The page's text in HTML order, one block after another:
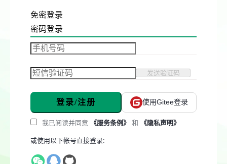
免密登录
密码登录
发送验证码
登录/注册 使用Gitee登录
我已阅读并同意 《服务条例》 和 《隐私声明》
或使用以下帐号直接登录: